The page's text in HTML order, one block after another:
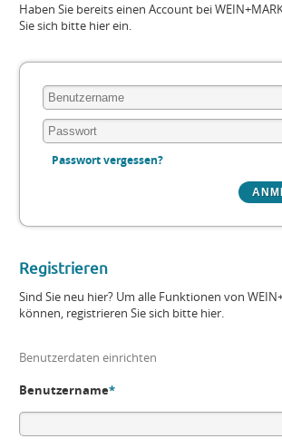
Haben Sie bereits einen Account bei
Sie sich bitte hier ein.
Passwort vergessen?
Registrieren
Sind Sie neu hier? Um alle Funktionen von
können, registrieren Sie sich bitte hier.
Benutzerdaten einrichten
Benutzername*